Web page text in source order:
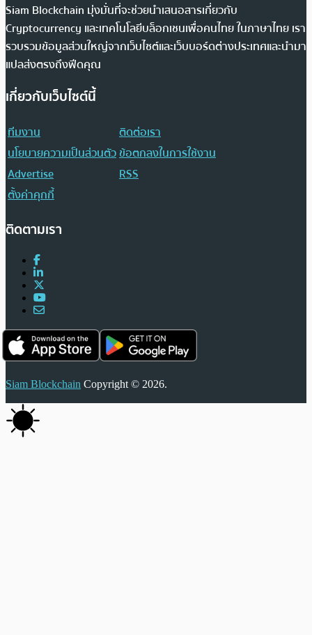
Siam Blockchain มุ่งมั่นที่จะช่วยนำเสนอสารเกี่ยวกับ
Cryptocurrency และเทคโนโลยีบล็อกเชนเพื่อคนไทย ในภาษาไทย เรา
รวบรวมข้อมูลส่วนใหญ่จากเว็บไซต์และเว็บบอร์ดต่างประเทศและนำมา
แปลส่งตรงถึงฟีดคุณ
เกี่ยวกับเว็บไซต์นี้
ทีมงาน
ติดต่อเรา
นโยบายความเป็นส่วนตัวข้อตกลงในการใช้งาน
Advertise
RSS
ตั้งค่าคุกกี้
ติดตามเรา
Siam Blockchain Copyright © 2026.